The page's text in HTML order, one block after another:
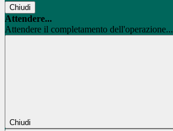
Chiudi
Attendere...
Attendere il completamento dell'operazione...
Chiudi